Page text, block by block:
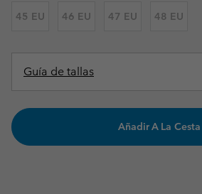
45 EU 46 EU 47 EU 48 EU
Guía de tallas
Añadir A La Cesta